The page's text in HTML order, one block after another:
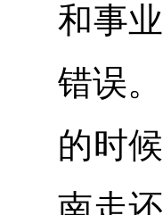
和事
错误
的时